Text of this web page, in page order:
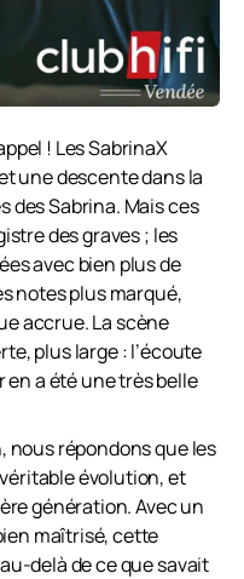
! Les SabrinaX
une descente dans la
des Sabrina. Mais ces
des graves ; les
avec bien plus de
notes plus marqué,
accrue. La scène
plus large : l’écoute
en a été une très belle
nous répondons que les
évolution, et
génération. Avec un
maîtrisé, cette
delà de ce que savait